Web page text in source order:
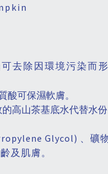
去除因環境污染而
可保濕軟膚。
高山茶基底水代替水份
Glycol) 、礦物
及肌膚。